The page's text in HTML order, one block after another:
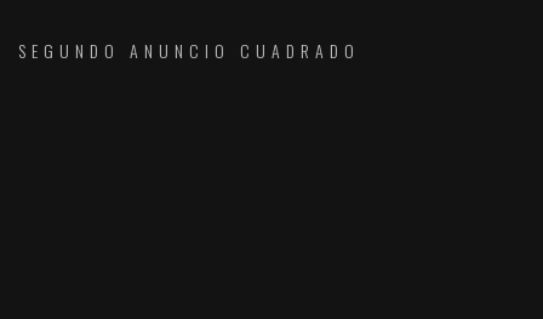
SEGUNDO ANUNCIO CUADRADO